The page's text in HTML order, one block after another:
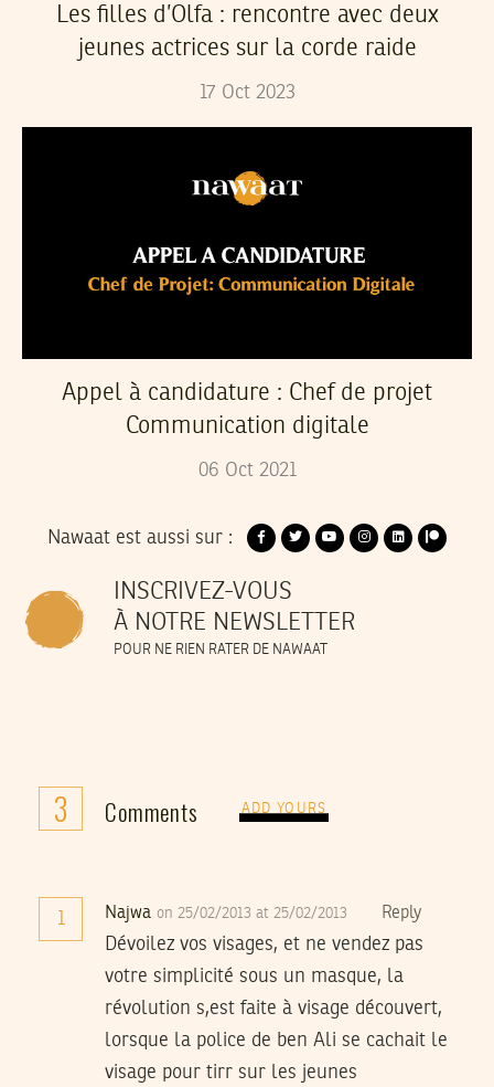
Les filles d’Olfa : rencontre avec deux
jeunes actrices sur la corde raide
17 Oct 2023
Appel à candidature : Chef de projet
Communication digitale
06 Oct 2021
Nawaat est aussi sur :
INSCRIVEZ-VOUS
À NOTRE NEWSLETTER
POUR NE RIEN RATER DE NAWAAT
3 Comments ADD YOURS
Najwa on 25/02/2013 at 25/02/2013 Reply
Dévoilez vos visages, et ne vendez pas
votre simplicité sous un masque, la
révolution s,est faite à visage découvert,
lorsque la police de ben Ali se cachait le
visage pour tirr sur les jeunes